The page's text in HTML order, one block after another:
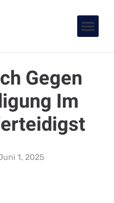
Gegen
Im
1, 2025